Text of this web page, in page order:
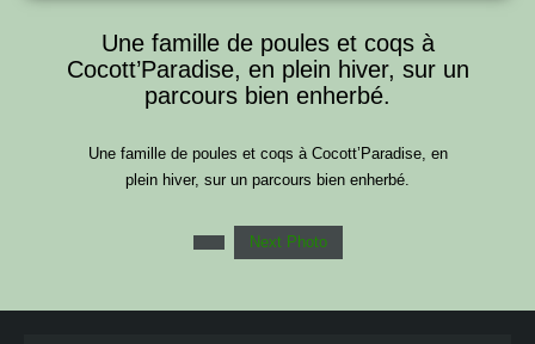
Une famille de poules et coqs à
Cocott’Paradise, en plein hiver, sur un
parcours bien enherbé.
Une famille de poules et coqs à Cocott’Paradise, en
plein hiver, sur un parcours bien enherbé.
Next Photo